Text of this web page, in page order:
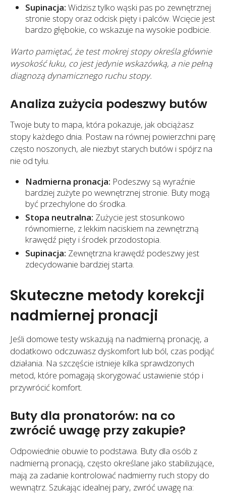
Supinacja: Widzisz tylko wąski pas po zewnętrznej
stronie stopy oraz odcisk pięty i palców. Wcięcie jest
bardzo głębokie, co wskazuje na wysokie podbicie.
Warto pamiętać, że test mokrej stopy określa głównie
wysokość łuku, co jest jedynie wskazówką, a nie pełną
diagnozą dynamicznego ruchu stopy.
Analiza zużycia podeszwy butów
Twoje buty to mapa, która pokazuje, jak obciążasz
stopy każdego dnia. Postaw na równej powierzchni parę
często noszonych, ale niezbyt starych butów i spójrz na
nie od tyłu.
Nadmierna pronacja: Podeszwy są wyraźnie
bardziej zużyte po wewnętrznej stronie. Buty mogą
być przechylone do środka.
Stopa neutralna: Zużycie jest stosunkowo
równomierne, z lekkim naciskiem na zewnętrzną
krawędź pięty i środek przodostopia.
Supinacja: Zewnętrzna krawędź podeszwy jest
zdecydowanie bardziej starta.
Skuteczne metody korekcji
nadmiernej pronacji
Jeśli domowe testy wskazują na nadmierną pronację, a
dodatkowo odczuwasz dyskomfort lub ból, czas podjąć
działania. Na szczęście istnieje kilka sprawdzonych
metod, które pomagają skorygować ustawienie stóp i
przywrócić komfort.
Buty dla pronatorów: na co
zwrócić uwagę przy zakupie?
Odpowiednie obuwie to podstawa. Buty dla osób z
nadmierną pronacją, często określane jako stabilizujące,
mają za zadanie kontrolować nadmierny ruch stopy do
wewnątrz. Szukając idealnej pary, zwróć uwagę na: